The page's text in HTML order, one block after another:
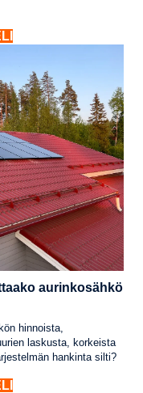
aurinkosähkö
hinnoista,
laskusta, korkeista
hankinta silti?